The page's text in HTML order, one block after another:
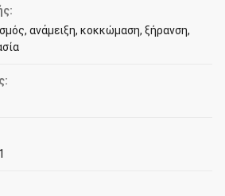
ανάμειξη, κοκκώμαση, ξήρανση,